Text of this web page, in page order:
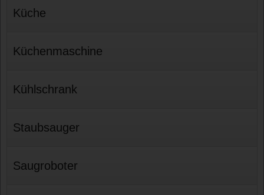
Küche
Küchenmaschine
Kühlschrank
Staubsauger
Saugroboter